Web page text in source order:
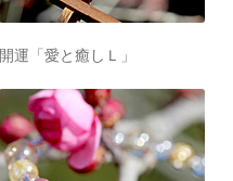
開運「愛と癒しＬ」